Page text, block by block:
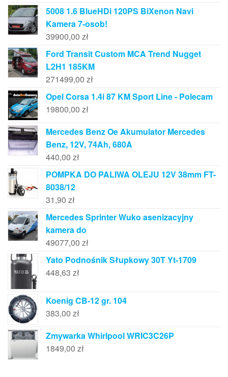
5008 1.6 BlueHDi 120PS BiXenon Navi
Kamera 7-osob!
39900,00 zł
Ford Transit Custom MCA Trend Nugget
L2H1 185KM
271499,00 zł
Opel Corsa 1.4i 87 KM Sport Line - Polecam
19800,00 zł
Mercedes Benz Oe Akumulator Mercedes
Benz, 12V, 74Ah, 680A
440,00 zł
POMPKA DO PALIWA OLEJU 12V 38mm FT-
8038/12
31,90 zł
Mercedes Sprinter Wuko asenizacyjny
kamera do
49077,00 zł
Yato Podnośnik Słupkowy 30T Yt-1709
448,63 zł
Koenig CB-12 gr. 104
383,00 zł
Zmywarka Whirlpool WRIC3C26P
1849,00 zł